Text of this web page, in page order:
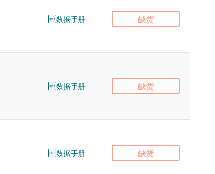
数据手册 缺货
数据手册 缺货
数据手册 缺货